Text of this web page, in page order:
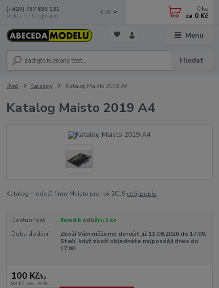
Menu
CZK
Hledat
(+420) 737 830 131
9:00 - 17:00 (po-pá)
0 ks
za 0 Kč
Úvod Katalogy Katalog Maisto 2019 A4
Katalog Maisto 2019 A4
Katalog modelů firmy Maisto pro rok 2019 celý popis
Dostupnost
Ihned k odběru 1 ks
Doba dodání
Zboží Vám můžeme doručit již 11.08.2026 do 17:00.
Stačí, když zboží objednáte nejpozději dnes do
17:00
100 Kč/ks
83 Kč bez DPH